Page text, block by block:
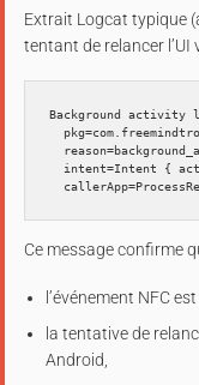
Extrait Logcat typique
tentant de relancer l’UI
Background activity
Ce message confirme
l’événement NFC
la tentative de
Android,